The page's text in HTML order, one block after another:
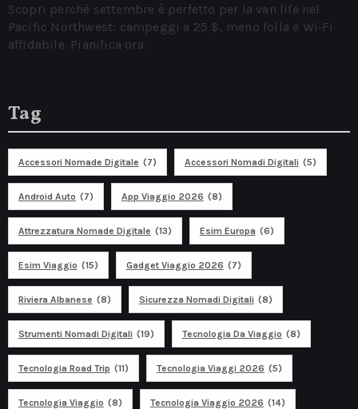
Scopri perché settembre è perfetto per la van life nel
Pacific Northwest: campeggi a 25 $, meno folla e Wi‑Fi
affidabile. Pianifica ora.
Tag
Accessori Nomade Digitale (7) Accessori Nomadi Digitali (5)
Android Auto (7) App Viaggio 2026 (8)
Attrezzatura Nomade Digitale (13) Esim Europa (6)
Esim Viaggio (15) Gadget Viaggio 2026 (7)
Riviera Albanese (8) Sicurezza Nomadi Digitali (8)
Strumenti Nomadi Digitali (19) Tecnologia Da Viaggio (8)
Tecnologia Road Trip (11) Tecnologia Viaggi 2026 (5)
Tecnologia Viaggio (8) Tecnologia Viaggio 2026 (14)